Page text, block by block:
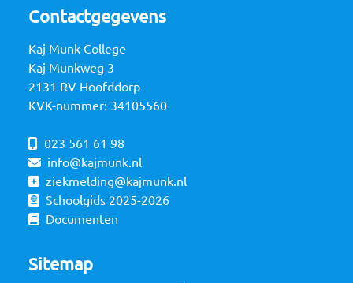
Contactgegevens
Kaj Munk College
Kaj Munkweg 3
2131 RV Hoofddorp
KVK-nummer: 34105560
023 561 61 98
info@kajmunk.nl
ziekmelding@kajmunk.nl
Schoolgids 2025-2026
Documenten
Sitemap